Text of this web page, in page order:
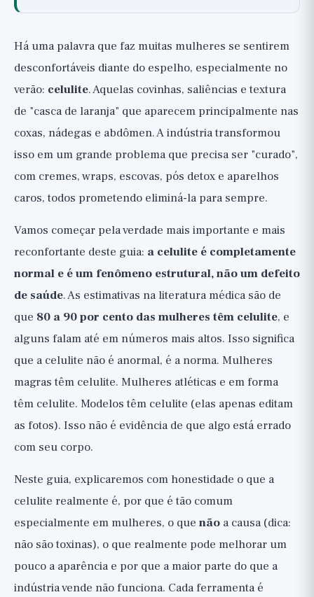
Por que em mulheres muito mais do que em
homens?
O que não causa celulite? Desmontando
o mito das toxinas
O que realmente melhora um pouco a
aparência? (🟡 Expectativas realistas)
Cremes, cafeína e retinol: por que o
efeito é pequeno e temporário (🟡)
Tratamentos em clínica: moderados,
caros e temporários (🟡, apenas com
dermatologista)
Desmontando a indústria de "cura da
celulite" (🔴 O que não funciona)
Conclusão: é normal, e está tudo bem
Há uma palavra que faz muitas mulheres se sentirem
desconfortáveis diante do espelho, especialmente no
verão: celulite. Aquelas covinhas, saliências e textura
de "casca de laranja" que aparecem principalmente nas
coxas, nádegas e abdômen. A indústria transformou
isso em um grande problema que precisa ser "curado",
com cremes, wraps, escovas, pós detox e aparelhos
caros, todos prometendo eliminá-la para sempre.
Vamos começar pela verdade mais importante e mais
reconfortante deste guia: a celulite é completamente
normal e é um fenômeno estrutural, não um defeito
de saúde. As estimativas na literatura médica são de
que 80 a 90 por cento das mulheres têm celulite, e
alguns falam até em números mais altos. Isso significa
que a celulite não é anormal, é a norma. Mulheres
magras têm celulite. Mulheres atléticas e em forma
têm celulite. Modelos têm celulite (elas apenas editam
as fotos). Isso não é evidência de que algo está errado
com seu corpo.
Neste guia, explicaremos com honestidade o que a
celulite realmente é, por que é tão comum
especialmente em mulheres, o que não a causa (dica:
não são toxinas), o que realmente pode melhorar um
pouco a aparência e por que a maior parte do que a
indústria vende não funciona. Cada ferramenta é